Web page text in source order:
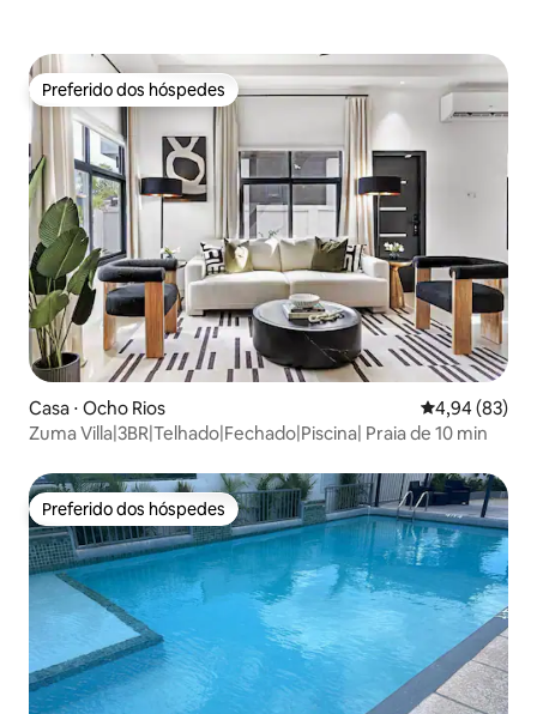
Preferido dos hóspedes
Preferido dos hóspedes
Casa ⋅ Ocho Rios 4,94 de uma
4,94 (83)
Zuma Villa|3BR|Telhado|Fechado|Piscina| Praia de 10 min
Preferido dos hóspedes
Preferido dos hóspedes